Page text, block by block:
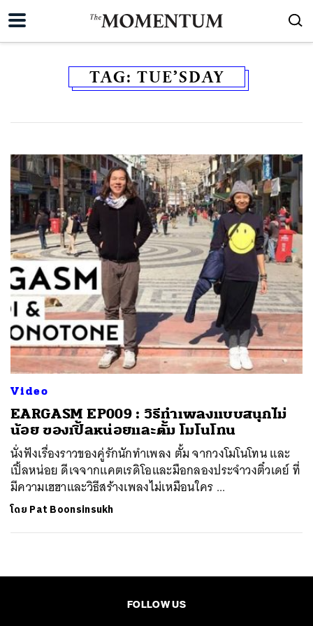
TAG: TUE’SDAY
Video
EARGASM EP009 : วิธีทำเพลงแบบสนุกไม่
น้อย ของเปิ้ลหน่อยและตั้ม โมโนโทน
นั่งฟังเรื่องราวของคู่รักนักทำเพลง ตั้ม จากวงโมโนโทน และ
เปิ้ลหน่อย ดีเจจากแคตเรดิโอและมือกลองประจำวงติ๋วเดย์ ที่
มีความเฮฮาและวิธีสร้างเพลงไม่เหมือนใคร ...
โดย Pat Boonsinsukh
FOLLOW US
ค้นหา
SHARE TWEET LINE EMAIL